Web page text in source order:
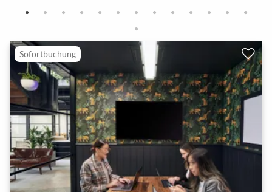
Sofortbuchung